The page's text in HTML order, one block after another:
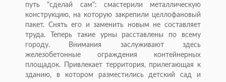
путь "сделай сам": смастерили металлическую
конструкцию, на которую закрепили целлофановый
пакет. Снять его и заменить новым не составляет
труда. Теперь такие урны расставлены по всему
городу. Внимания заслуживают здесь
железобетонные ограждения контейнерных
площадок. Привлекает территория, прилегающая к
зданию, в котором разместились детский сад и